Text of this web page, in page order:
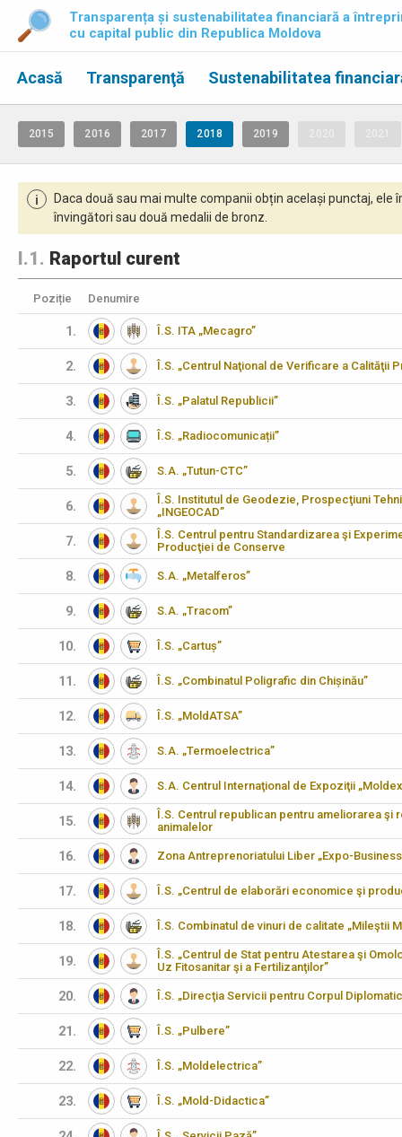
Transparența și sustenabilitatea financiară a
cu capital public din Republica Moldova
Acasă Transparenţă Sustenabilitatea
2015 2016 2017 2018 2019
i
Daca două sau mai multe companii obțin același punctaj,
învingători sau două medalii de bronz.
I.1. Raportul curent
Poziție Denumire
1. Î.S. ITA „Mecagro”
2. Î.S. „Centrul Naţional de Verificare a Calităţii
3. Î.S. „Palatul Republicii”
4. Î.S. „Radiocomunicații”
5. S.A. „Tutun-CTC”
6.
Î.S. Institutul de Geodezie, Prospecţiuni
„INGEOCAD”
7.
Î.S. Centrul pentru Standardizarea şi
Producţiei de Conserve
8. S.A. „Metalferos”
9. S.A. „Tracom”
10. Î.S. „Cartuș”
11. Î.S. „Combinatul Poligrafic din Chișinău”
12. Î.S. „MoldATSA”
13. S.A. „Termoelectrica”
14. S.A. Centrul Internaţional de Expoziţii
15.
Î.S. Centrul republican pentru ameliorarea şi
animalelor
16. Zona Antreprenoriatului Liber „Expo-
17. Î.S. „Centrul de elaborări economice şi
18. Î.S. Combinatul de vinuri de calitate „Mileştii
19.
Î.S. „Centrul de Stat pentru Atestarea şi
Uz Fitosanitar şi a Fertilizanţilor”
20. Î.S. „Direcţia Servicii pentru Corpul
21. Î.S. „Pulbere”
22. Î.S. „Moldelectrica”
23. Î.S. „Mold-Didactica”